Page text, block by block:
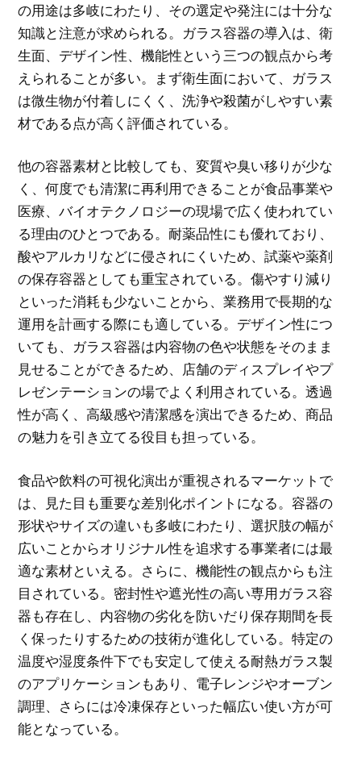
の用途は多岐にわたり、その選定や発注には十分な
知識と注意が求められる。ガラス容器の導入は、衛
生面、デザイン性、機能性という三つの観点から考
えられることが多い。まず衛生面において、ガラス
は微生物が付着しにくく、洗浄や殺菌がしやすい素
材である点が高く評価されている。
他の容器素材と比較しても、変質や臭い移りが少な
く、何度でも清潔に再利用できることが食品事業や
医療、バイオテクノロジーの現場で広く使われてい
る理由のひとつである。耐薬品性にも優れており、
酸やアルカリなどに侵されにくいため、試薬や薬剤
の保存容器としても重宝されている。傷やすり減り
といった消耗も少ないことから、業務用で長期的な
運用を計画する際にも適している。デザイン性につ
いても、ガラス容器は内容物の色や状態をそのまま
見せることができるため、店舗のディスプレイやプ
レゼンテーションの場でよく利用されている。透過
性が高く、高級感や清潔感を演出できるため、商品
の魅力を引き立てる役目も担っている。
食品や飲料の可視化演出が重視されるマーケットで
は、見た目も重要な差別化ポイントになる。容器の
形状やサイズの違いも多岐にわたり、選択肢の幅が
広いことからオリジナル性を追求する事業者には最
適な素材といえる。さらに、機能性の観点からも注
目されている。密封性や遮光性の高い専用ガラス容
器も存在し、内容物の劣化を防いだり保存期間を長
く保ったりするための技術が進化している。特定の
温度や湿度条件下でも安定して使える耐熱ガラス製
のアプリケーションもあり、電子レンジやオーブン
調理、さらには冷凍保存といった幅広い使い方が可
能となっている。